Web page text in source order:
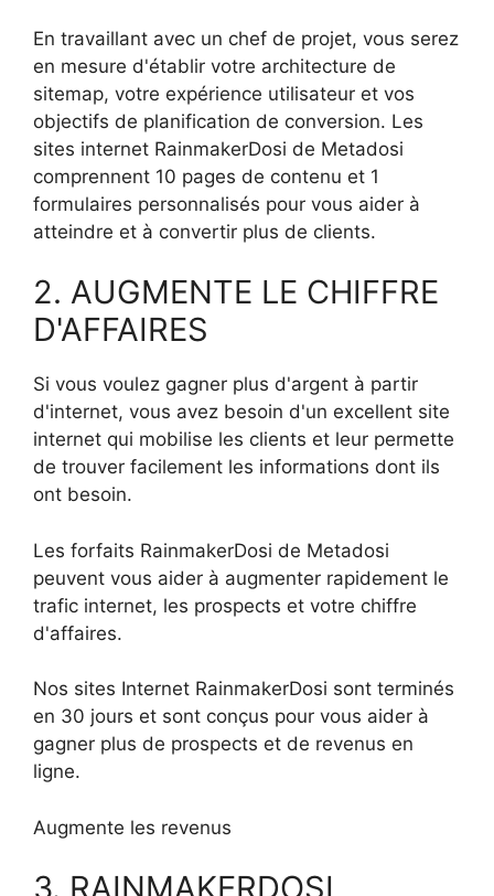
En travaillant avec un chef de projet, vous serez
en mesure d'établir votre architecture de
sitemap, votre expérience utilisateur et vos
objectifs de planification de conversion. Les
sites internet RainmakerDosi de Metadosi
comprennent 10 pages de contenu et 1
formulaires personnalisés pour vous aider à
atteindre et à convertir plus de clients.
2. AUGMENTE LE CHIFFRE
D'AFFAIRES
Si vous voulez gagner plus d'argent à partir
d'internet, vous avez besoin d'un excellent site
internet qui mobilise les clients et leur permette
de trouver facilement les informations dont ils
ont besoin.
Les forfaits RainmakerDosi de Metadosi
peuvent vous aider à augmenter rapidement le
trafic internet, les prospects et votre chiffre
d'affaires.
Nos sites Internet RainmakerDosi sont terminés
en 30 jours et sont conçus pour vous aider à
gagner plus de prospects et de revenus en
ligne.
Augmente les revenus
3. RAINMAKERDOSI